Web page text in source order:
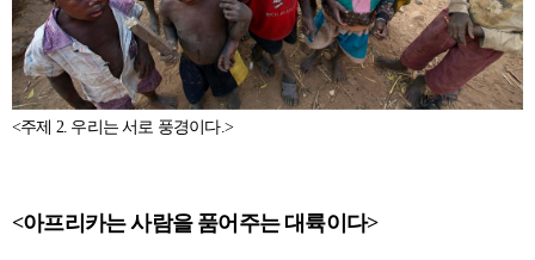
<주제 2. 우리는 서로 풍경이다.>
<아프리카는 사람을 품어주는 대륙이다>